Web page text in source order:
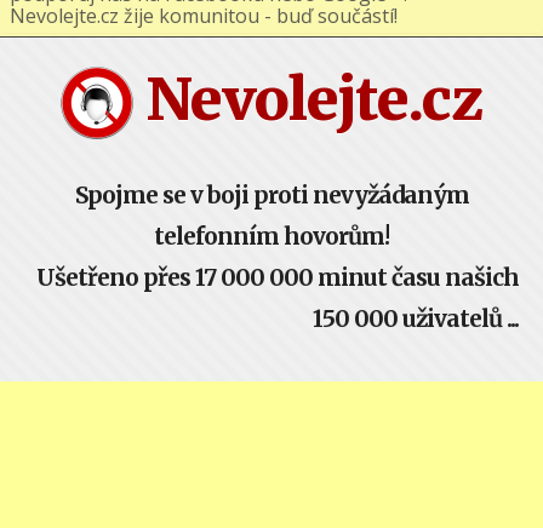
Nevolejte.cz
Spojme se v boji proti nevyžádaným
telefonním hovorům!
Ušetřeno přes 17 000 000 minut času našich
150 000 uživatelů ...
Nevolejte.cz žije komunitou - buď součástí!